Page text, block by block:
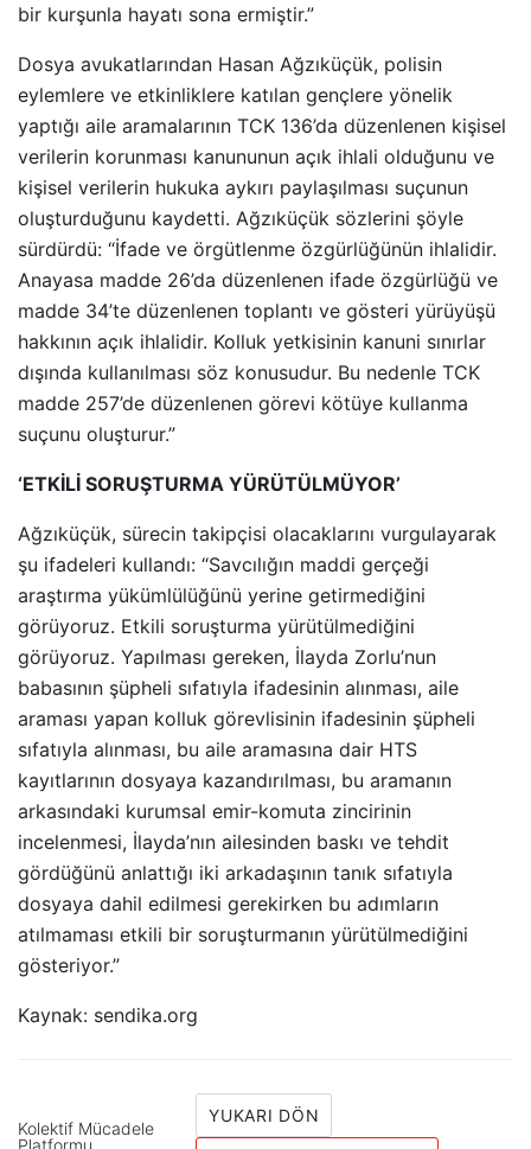
bir kurşunla hayatı sona ermiştir.”
Dosya avukatlarından Hasan Ağzıküçük, polisin
eylemlere ve etkinliklere katılan gençlere yönelik
yaptığı aile aramalarının TCK 136’da düzenlenen kişisel
verilerin korunması kanununun açık ihlali olduğunu ve
kişisel verilerin hukuka aykırı paylaşılması suçunun
oluşturduğunu kaydetti. Ağzıküçük sözlerini şöyle
sürdürdü: “İfade ve örgütlenme özgürlüğünün ihlalidir.
Anayasa madde 26’da düzenlenen ifade özgürlüğü ve
madde 34’te düzenlenen toplantı ve gösteri yürüyüşü
hakkının açık ihlalidir. Kolluk yetkisinin kanuni sınırlar
dışında kullanılması söz konusudur. Bu nedenle TCK
madde 257’de düzenlenen görevi kötüye kullanma
suçunu oluşturur.”
‘ETKİLİ SORUŞTURMA YÜRÜTÜLMÜYOR’
Ağzıküçük, sürecin takipçisi olacaklarını vurgulayarak
şu ifadeleri kullandı: “Savcılığın maddi gerçeği
araştırma yükümlülüğünü yerine getirmediğini
görüyoruz. Etkili soruşturma yürütülmediğini
görüyoruz. Yapılması gereken, İlayda Zorlu’nun
babasının şüpheli sıfatıyla ifadesinin alınması, aile
araması yapan kolluk görevlisinin ifadesinin şüpheli
sıfatıyla alınması, bu aile aramasına dair HTS
kayıtlarının dosyaya kazandırılması, bu aramanın
arkasındaki kurumsal emir-komuta zincirinin
incelenmesi, İlayda’nın ailesinden baskı ve tehdit
gördüğünü anlattığı iki arkadaşının tanık sıfatıyla
dosyaya dahil edilmesi gerekirken bu adımların
atılmaması etkili bir soruşturmanın yürütülmediğini
gösteriyor.”
Kaynak: sendika.org
Kolektif Mücadele
Platformu
YUKARI DÖN